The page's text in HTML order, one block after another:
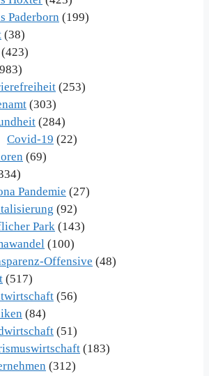
Paderborn (199)
(38)
(423)
(253)
(303)
(284)
Covid-19 (22)
(69)
Pandemie (27)
(92)
Park (143)
(100)
Offensive (48)
(517)
(56)
(84)
(51)
(183)
(312)